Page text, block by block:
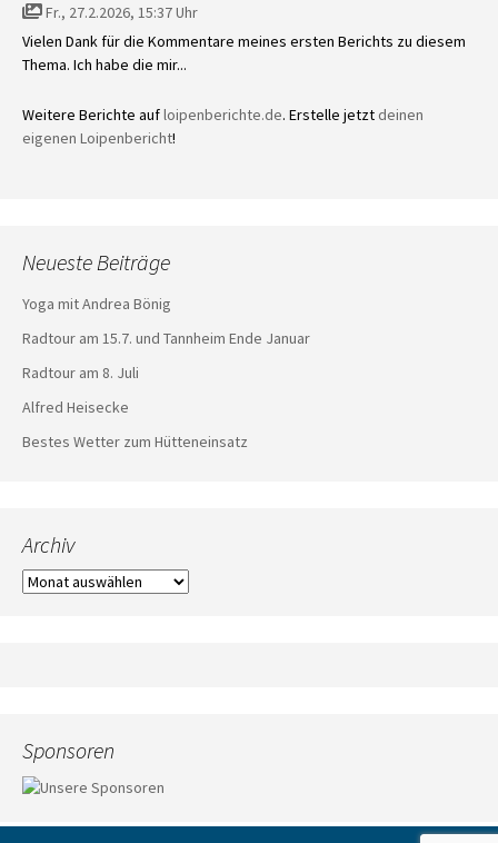
Fr., 27.2.2026, 15:37 Uhr
Vielen Dank für die Kommentare meines ersten Berichts zu diesem
Thema. Ich habe die mir...
Weitere Berichte aufloipenberichte.de. Erstelle jetzt deinen
eigenen Loipenbericht!
Neueste Beiträge
Yoga mit Andrea Bönig
Radtour am 15.7. und Tannheim Ende Januar
Radtour am 8. Juli
Alfred Heisecke
Bestes Wetter zum Hütteneinsatz
Archiv
Archiv
Sponsoren